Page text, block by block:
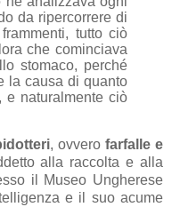
da ripercorrere di
tutto ciò
che cominciava
stomaco, perché
la causa di quanto
e naturalmente ciò
, ovvero farfalle e
alla raccolta e alla
il Museo Ungherese
e il suo acume